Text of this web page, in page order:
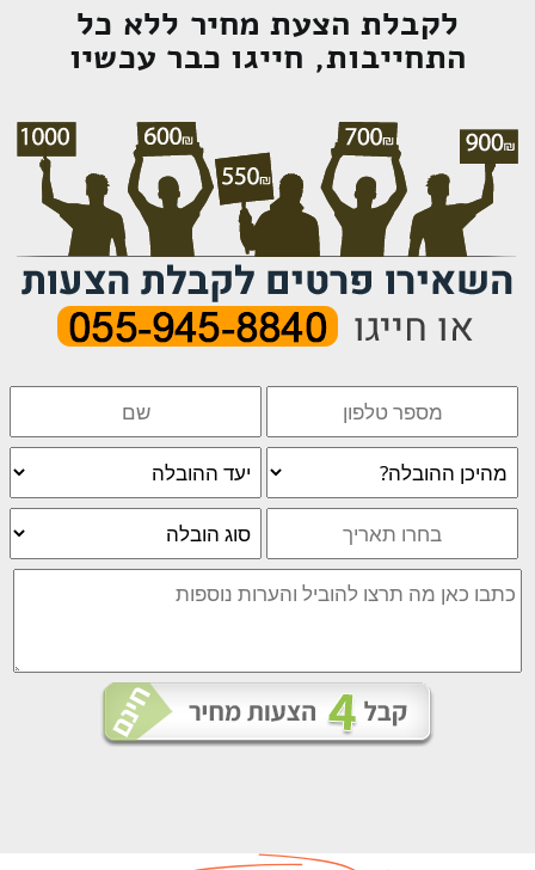
לקבלת הצעת מחיר ללא כל
התחייבות, חייגו כבר עכשיו